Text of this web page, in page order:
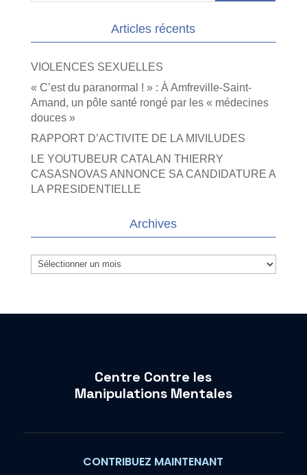
Articles récents
VIOLENCES SEXUELLES
« C’est du paranormal ! » : À Amfreville-Saint-
Amand, un pôle santé rongé par les « médecines
douces »
RAPPORT D’ACTIVITE DE LA MIVILUDES
LE YOUTUBEUR CATALAN THIERRY
CASASNOVAS ANNONCE SA CANDIDATURE A
LA PRESIDENTIELLE
Archives
Archives
Centre Contre les
Manipulations Mentales
CONTRIBUEZ MAINTENANT